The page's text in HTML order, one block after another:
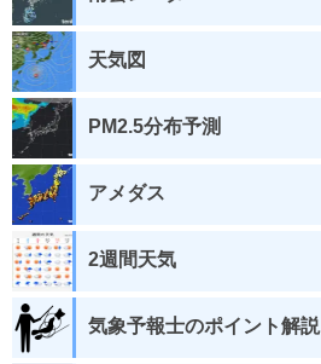
天気図
PM2.5分布予測
アメダス
2週間天気
気象予報士のポイント解説